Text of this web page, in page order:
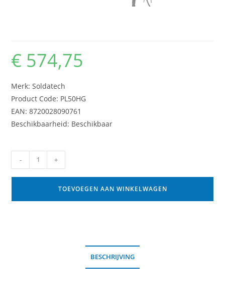
€ 574,75
Merk: Soldatech
Product Code: PL50HG
EAN: 8720028090761
Beschikbaarheid: Beschikbaar
- +
TOEVOEGEN AAN WINKELWAGEN
BESCHRIJVING